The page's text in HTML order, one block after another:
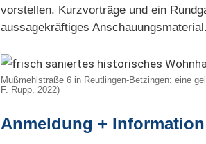
vorstellen. Kurzvorträge und ein
aussagekräftiges
Mußmehlstraße 6 in Reutlingen-Betzingen: eine
F. Rupp, 2022)
Anmeldung + Information